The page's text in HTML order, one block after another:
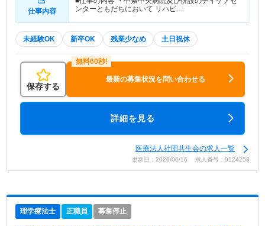
仕事内容
ンターともだちにおいて リハビ…
未経験OK 新卒OK 残業少なめ 土日祝休
保存する
最新の募集状況を問い合わせる
詳細を見る
医療法人社団共生会の求人一覧
更新日：2026/06/16 求人番号：9124258
理学療法士 正職員 募集停止